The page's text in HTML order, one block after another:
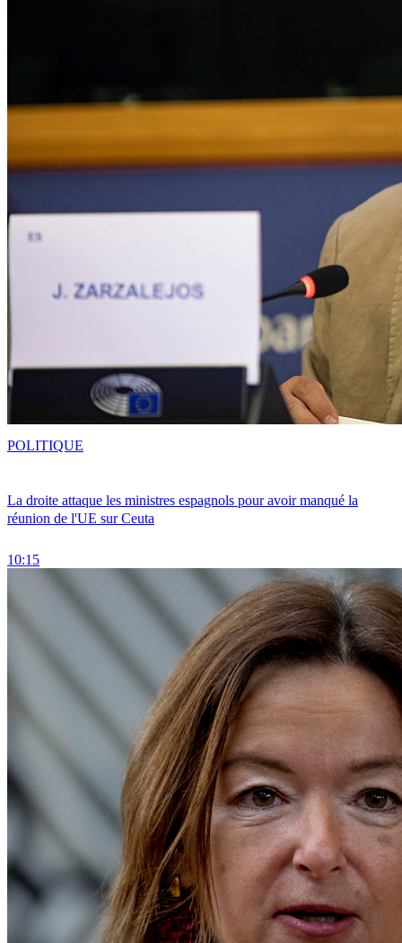
La droite attaque les ministres espagnols pour avoir manqué la
réunion de l'UE sur Ceuta
10:15
POLITIQUE